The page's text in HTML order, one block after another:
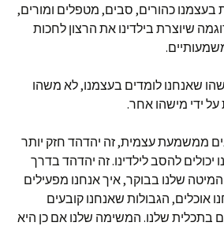
בעצמנו כהורים, סבים, מטפלים ומורים,
שיוצרת בילדינו את הרצון לחכות
שאנחנו לומדים בעצמנו, לא משהו
ידי מישהו אחר.
ממשמעת עצמית, זה יהדהד חזק יותר
להסב לילדינו. זה יהדהד בדרך
שלנו בבוקר, איך אנחנו מפעילים
אוכלים, הגבולות שאנחנו קובעים
בתכלית שלנו. המשימה שלנו אם כן היא